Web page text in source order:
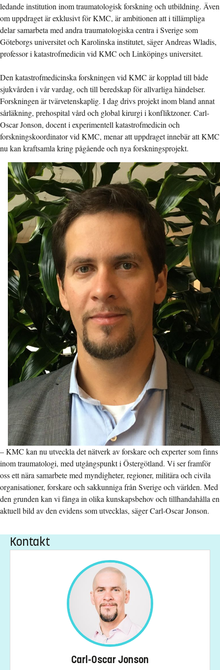
ledande institution inom traumatologisk forskning och utbildning. Även
om uppdraget är exklusivt för KMC, är ambitionen att i tillämpliga
delar samarbeta med andra traumatologiska centra i Sverige som
Göteborgs universitet och Karolinska institutet, säger Andreas Wladis,
professor i katastrofmedicin vid KMC och Linköpings universitet.
Den katastrofmedicinska forskningen vid KMC är kopplad till både
sjukvården i vår vardag, och till beredskap för allvarliga händelser.
Forskningen är tvärvetenskaplig. I dag drivs projekt inom bland annat
sårläkning, prehospital vård och global kirurgi i konfliktzoner. Carl-
Oscar Jonson, docent i experimentell katastrofmedicin och
forskningskoordinator vid KMC, menar att uppdraget innebär att KMC
nu kan kraftsamla kring pågående och nya forskningsprojekt.
– KMC kan nu utveckla det nätverk av forskare och experter som finns
inom traumatologi, med utgångspunkt i Östergötland. Vi ser framför
oss ett nära samarbete med myndigheter, regioner, militära och civila
organisationer, forskare och sakkunniga från Sverige och världen. Med
den grunden kan vi fånga in olika kunskapsbehov och tillhandahålla en
aktuell bild av den evidens som utvecklas, säger Carl-Oscar Jonson.
Kontakt
Carl-Oscar Jonson